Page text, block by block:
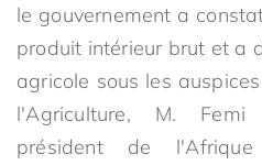
le gouvernement a
produit intérieur brut et a
agricole sous les
l'Agriculture, M. Femi
président de l'Afrique